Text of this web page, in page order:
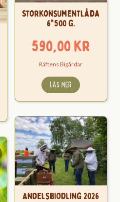
Storkonsumentlåda
6*500 g.
590,00kr
Räftens Bigårdar
LÄS MER
Andelsbiodling 2026